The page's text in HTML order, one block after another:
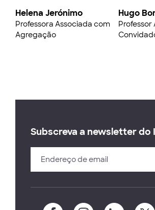
Helena Jerónimo
Professora Associada com
Agregação
Hugo
Professor
Subscreva a newsletter do